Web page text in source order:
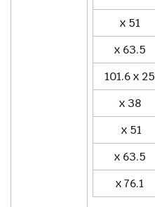
x 51
x 63.5
101.6 x 25
x 38
x 51
x 63.5
x 76.1